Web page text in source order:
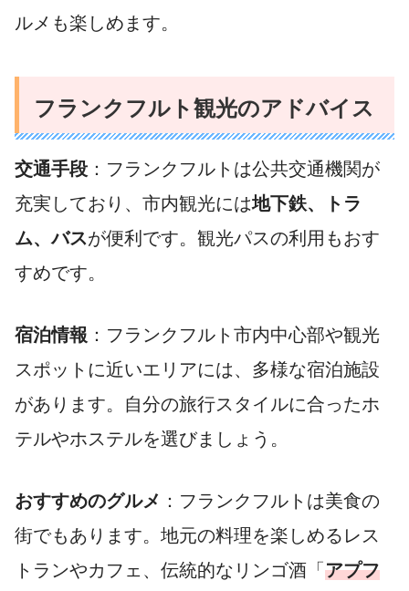
ルメも楽しめます。
フランクフルト観光のアドバイス
交通手段 ：フランクフルトは公共交通機関が
充実しており、市内観光には地下鉄、トラ
ム、バスが便利です。観光パスの利用もおす
すめです。
宿泊情報 ：フランクフルト市内中心部や観光
スポットに近いエリアには、多様な宿泊施設
があります。自分の旅行スタイルに合ったホ
テルやホステルを選びましょう。
おすすめのグルメ ：フランクフルトは美食の
街でもあります。地元の料理を楽しめるレス
トランやカフェ、伝統的なリンゴ酒「 アプフ